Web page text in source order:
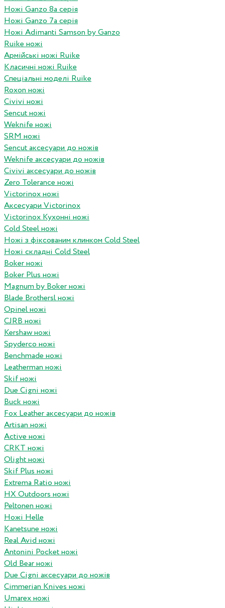
Ножі Ganzo 8а серія
Ножі Ganzo 7а серія
Ножі Adimanti Samson by Ganzo
Ruike ножі
Армійські ножі Ruike
Класичні ножі Ruike
Спеціальні моделі Ruike
Roxon ножi
Civivi ножі
Sencut ножі
Weknife ножі
SRM ножі
Sencut аксесуари до ножів
Weknife аксесуари до ножів
Civivi аксесуари до ножів
Zero Tolerance ножі
Victorinox ножі
Аксесуари Victorinox
Victorinox Кухонні ножі
Cold Steel ножі
Ножі з фіксованим клинком Cold Steel
Ножі складні Cold Steel
Boker ножі
Boker Plus ножі
Magnum by Boker ножі
Blade Brothersl ножі
Opinel ножі
CJRB ножі
Kershaw ножі
Spyderco ножі
Benchmade ножі
Leatherman ножі
Skif ножі
Due Cigni ножі
Buck ножі
Fox Leather аксесуари до ножів
Artisan ножі
Active ножі
CRKT ножі
Olight ножі
Skif Plus ножі
Extrema Ratio ножі
HX Outdoors ножі
Peltonen ножі
Ножі Helle
Kanetsune ножі
Real Avid ножі
Antonini Pocket ножі
Old Bear ножі
Due Cigni аксесуари до ножів
Cimmerian Knives ножі
Umarex ножі